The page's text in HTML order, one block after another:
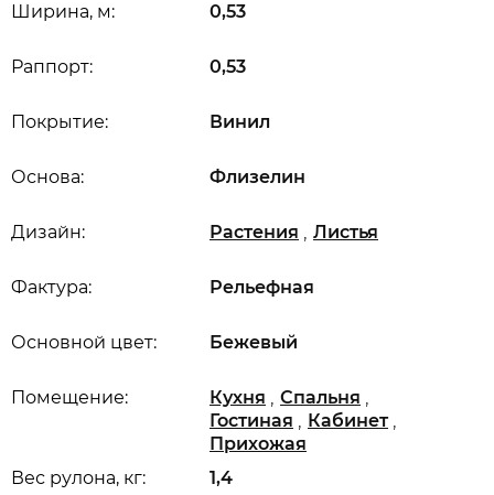
Ширина, м: 0,53
Вес рулона, кг: 1,4
Раппорт: 0,53
Основной цвет: Бежевый
Дизайн: Растения , Листья
Основа: Флизелин
Покрытие: Винил
Помещение: Кухня , Спальня ,
Гостиная , Кабинет ,
Прихожая
Фактура: Рельефная